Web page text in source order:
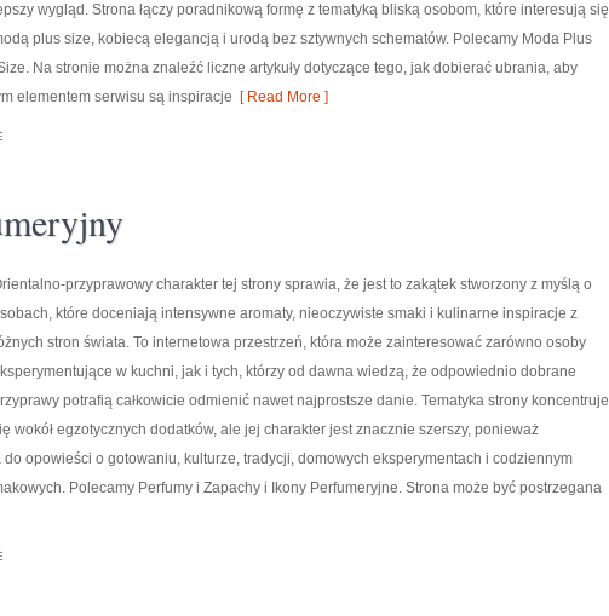
wygląd. Strona łączy poradnikową formę z tematyką bliską osobom, które interesują się
plus size, kobiecą elegancją i urodą bez sztywnych schematów. Polecamy Moda Plus
Na stronie można znaleźć liczne artykuły dotyczące tego, jak dobierać ubrania, aby
elementem serwisu są inspiracje [ Read More ]
przyprawowy charakter tej strony sprawia, że jest to zakątek stworzony z myślą o
które doceniają intensywne aromaty, nieoczywiste smaki i kulinarne inspiracje z
stron świata. To internetowa przestrzeń, która może zainteresować zarówno osoby
w kuchni, jak i tych, którzy od dawna wiedzą, że odpowiednio dobrane
potrafią całkowicie odmienić nawet najprostsze danie. Tematyka strony koncentruje
wokół egzotycznych dodatków, ale jej charakter jest znacznie szerszy, ponieważ
opowieści o gotowaniu, kulturze, tradycji, domowych eksperymentach i codziennym
Polecamy Perfumy i Zapachy i Ikony Perfumeryjne. Strona może być postrzegana